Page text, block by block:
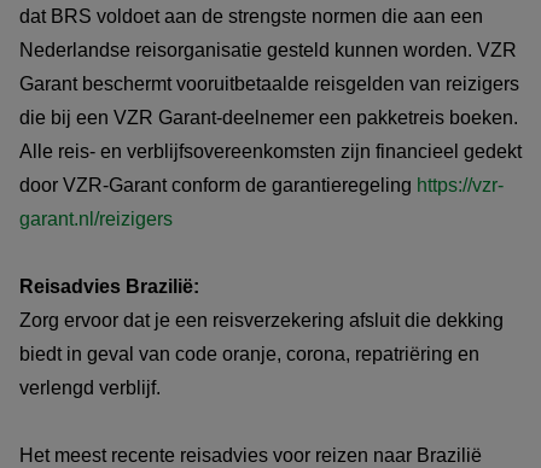
dat BRS voldoet aan de strengste normen die aan een
Nederlandse reisorganisatie gesteld kunnen worden. VZR
Garant beschermt vooruitbetaalde reisgelden van reizigers
die bij een VZR Garant-deelnemer een pakketreis boeken.
Alle reis- en verblijfsovereenkomsten zijn financieel gedekt
door VZR-Garant conform de garantieregeling https://vzr-
garant.nl/reizigers
Reisadvies Brazilië:
Zorg ervoor dat je een reisverzekering afsluit die dekking
biedt in geval van code oranje, corona, repatriëring en
verlengd verblijf.
Het meest recente reisadvies voor reizen naar Brazilië